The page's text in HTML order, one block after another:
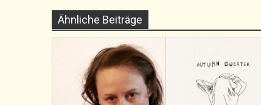
Ähnliche Beiträge